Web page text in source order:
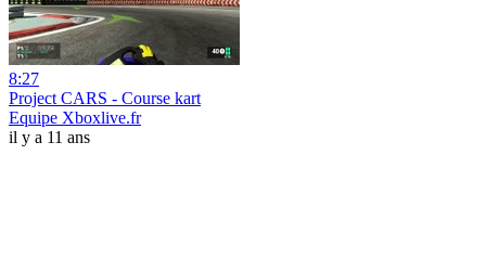
8:27
Project CARS - Course kart
Equipe Xboxlive.fr
il y a 11 ans